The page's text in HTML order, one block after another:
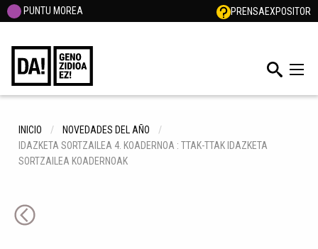
PUNTU MOREA PRENSAEXPOSITOR
INICIO
NOVEDADES DEL AÑO
IDAZKETA SORTZAILEA 4. KOADERNOA : TTAK-TTAK IDAZKETA
SORTZAILEA KOADERNOAK